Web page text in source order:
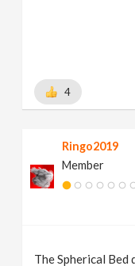
4
Ringo2019
Member
The Spherical Bed